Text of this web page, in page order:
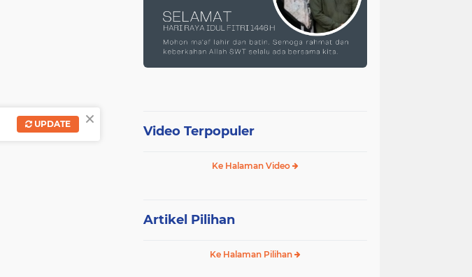
Video Terpopuler
Ke Halaman Video
Artikel Pilihan
Ke Halaman Pilihan
×
UPDATE